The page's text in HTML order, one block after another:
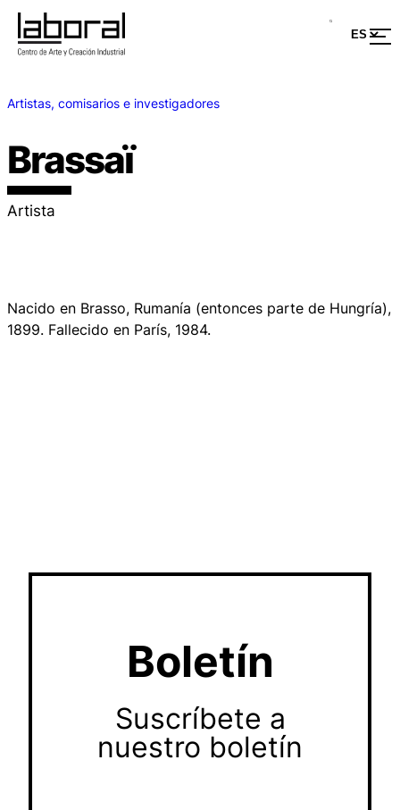
Artistas, comisarios e investigadores
Brassaï
Artista
Nacido en Brasso, Rumanía (entonces parte de Hungría),
1899. Fallecido en París, 1984.
Boletín
Suscríbete a
nuestro boletín